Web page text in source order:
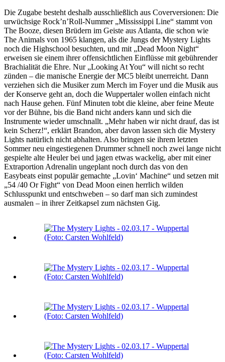
Die Zugabe besteht deshalb ausschließlich aus Coverversionen: Die
urwüchsige Rock’n’Roll-Nummer „Mississippi Line“ stammt von
The Booze, diesen Brüdern im Geiste aus Atlanta, die schon wie
The Animals von 1965 klangen, als die Jungs der Mystery Lights
noch die Highschool besuchten, und mit „Dead Moon Night“
erweisen sie einem ihrer offensichtlichen Einflüsse mit gebührender
Brachialität die Ehre. Nur „Looking At You“ will nicht so recht
zünden – die manische Energie der MC5 bleibt unerreicht. Dann
verziehen sich die Musiker zum Merch im Foyer und die Musik aus
der Konserve geht an, doch die Wuppertaler wollen einfach nicht
nach Hause gehen. Fünf Minuten tobt die kleine, aber feine Meute
vor der Bühne, bis die Band nicht anders kann und sich die
Instrumente wieder umschnallt. „Mehr haben wir nicht drauf, das ist
kein Scherz!“, erklärt Brandon, aber davon lassen sich die Mystery
Lights natürlich nicht abhalten. Also bringen sie ihrem letzten
Sommer neu eingestiegenen Drummer schnell noch zwei lange nicht
gespielte alte Heuler bei und jagen etwas wackelig, aber mit einer
Extraportion Adrenalin ungeplant noch durch das von den
Easybeats einst populär gemachte „Lovin‘ Machine“ und setzen mit
„54 /40 Or Fight“ von Dead Moon einen herrlich wilden
Schlusspunkt und entschweben – so darf man sich zumindest
ausmalen – in ihrer Zeitkapsel zum nächsten Gig.